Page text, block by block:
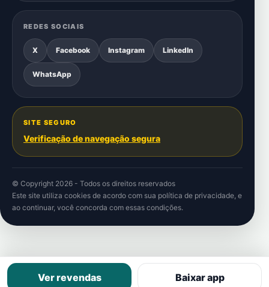
REDES SOCIAIS
X Facebook Instagram LinkedIn
WhatsApp
SITE SEGURO
Verificação de navegação segura
© Copyright 2026 - Todos os direitos reservados
Este site utiliza cookies de acordo com sua política de privacidade, e
ao continuar, você concorda com essas condições.
Ver revendas Baixar app